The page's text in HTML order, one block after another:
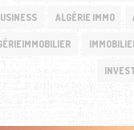
ALGÉRIE IMMO